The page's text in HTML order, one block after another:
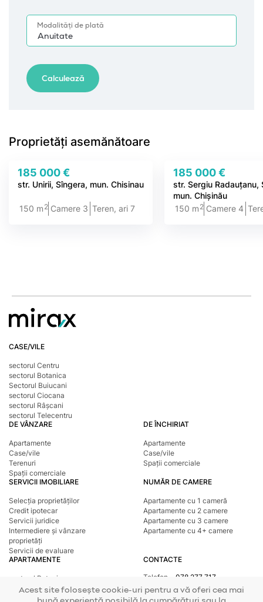
Proprietăți asemănătoare
185 000 €
str. Unirii, Sîngera, mun. Chisinau
150 m 2 Camere 3 Teren, ari 7
185 000 €
str. Sergiu Radauțanu,
mun. Chișinău
150 m 2 Camere 4
CASE/VILE
sectorul Centru
sectorul Botanica
Sectorul Buiucani
sectorul Ciocana
sectorul Râșcani
sectorul Telecentru
DE VÂNZARE
Apartamente
Case/vile
Terenuri
Spații comerciale
DE ÎNCHIRIAT
Apartamente
Case/vile
Spații comerciale
SERVICII IMOBILIARE
Selecția proprietăților
Credit ipotecar
Servicii juridice
Intermediere și vânzare
proprietăți
Servicii de evaluare
NUMĂR DE CAMERE
Apartamente cu 1 cameră
Apartamente cu 2 camere
Apartamente cu 3 camere
Apartamente cu 4+ camere
APARTAMENTE
sectorul Botanica
sectorul Buiucani
sectorul Centru
CONTACTE
Telefon
078 277 717
Adresa
str. Tighina, 24
E-mail
office@mirax.md
Acest site folosește cookie-uri pentru a vă oferi cea mai